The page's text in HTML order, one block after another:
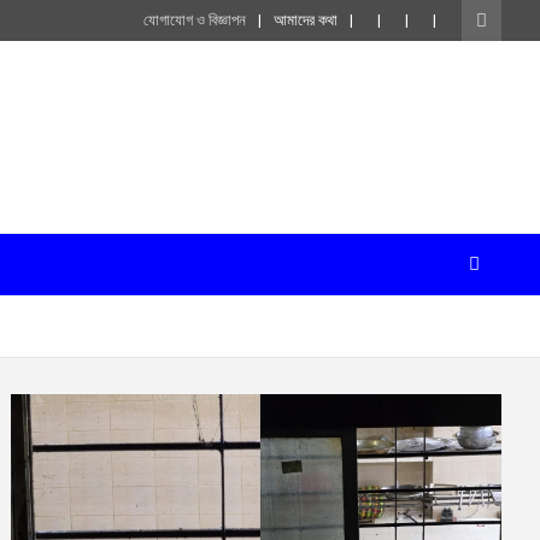
যোগাযোগ ও বিজ্ঞাপন আমাদের কথা